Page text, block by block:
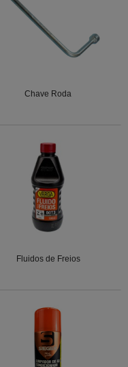
Chave Roda
Fluidos de Freios